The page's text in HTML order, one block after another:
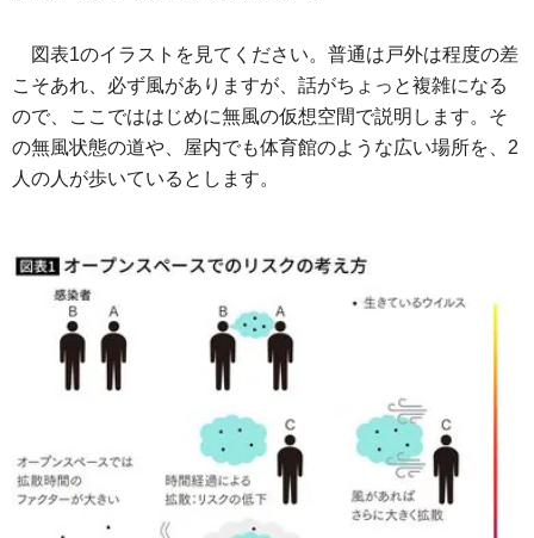
図表1のイラストを見てください。普通は戸外は程度の差
こそあれ、必ず風がありますが、話がちょっと複雑になる
ので、ここでははじめに無風の仮想空間で説明します。そ
の無風状態の道や、屋内でも体育館のような広い場所を、2
人の人が歩いているとします。